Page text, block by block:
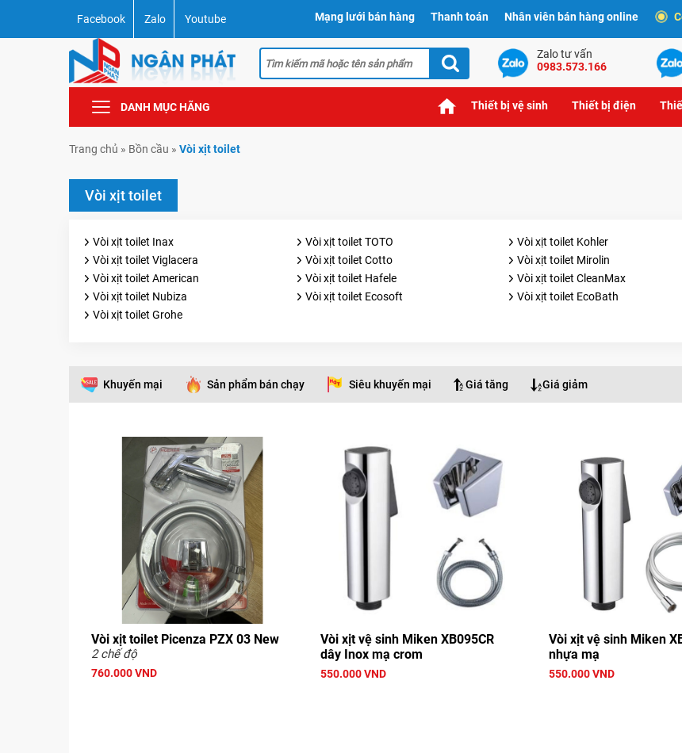
Facebook Zalo Youtube Mạng lưới bán hàng Thanh toán Nhân viên bán hàng online
Zalo tư vấn
0983.573.166
DANH MỤC HÃNG Thiết bị vệ sinh Thiết bị điện
Trang chủ » Bồn cầu » Vòi xịt toilet
Vòi xịt toilet
Vòi xịt toilet Inax Vòi xịt toilet TOTO Vòi xịt toilet Kohler
Vòi xịt toilet Viglacera
Vòi xịt toilet Cotto Vòi xịt toilet Mirolin
Vòi xịt toilet American
Vòi xịt toilet Hafele Vòi xịt toilet CleanMax
Vòi xịt toilet Nubiza
Vòi xịt toilet Ecosoft Vòi xịt toilet EcoBath
Vòi xịt toilet Grohe
Khuyến mại Sản phẩm bán chạy Siêu khuyến mại Giá tăng Giá giảm
Vòi xịt toilet Picenza PZX 03 New
2 chế độ
760.000 VND
Vòi xịt vệ sinh Miken XB095CR
dây Inox mạ crom
550.000 VND
Vòi xịt vệ sinh Miken
nhựa mạ
550.000 VND